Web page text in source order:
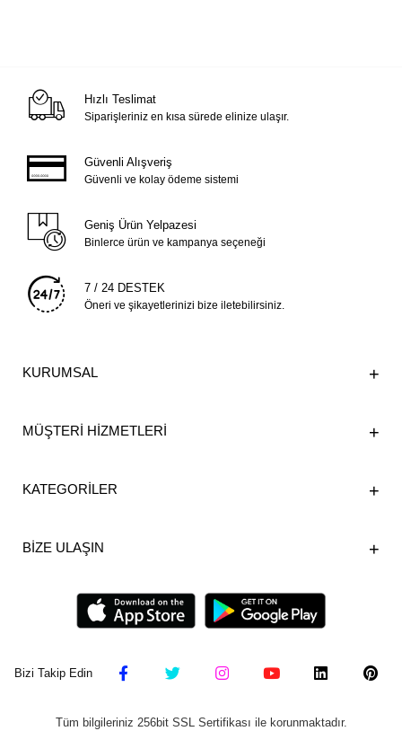
Hızlı Teslimat
Siparişleriniz en kısa sürede elinize ulaşır.
Güvenli Alışveriş
Güvenli ve kolay ödeme sistemi
Geniş Ürün Yelpazesi
Binlerce ürün ve kampanya seçeneği
7 / 24 DESTEK
Öneri ve şikayetlerinizi bize iletebilirsiniz.
KURUMSAL
MÜŞTERİ HİZMETLERİ
KATEGORİLER
BİZE ULAŞIN
Bizi Takip Edin
Tüm bilgileriniz 256bit SSL Sertifikası ile korunmaktadır.